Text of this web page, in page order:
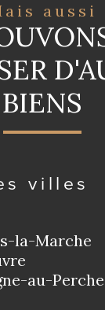
Mais aussi
BIENS
villes
la-Marche
au-Perche